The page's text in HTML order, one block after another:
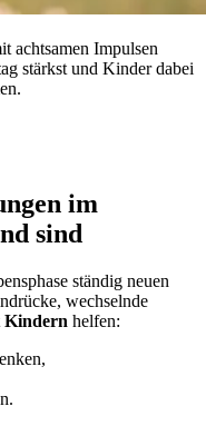
achtsamen Impulsen
stärkst und Kinder dabei
im
sind
ständig neuen
wechselnde
Kindern helfen: